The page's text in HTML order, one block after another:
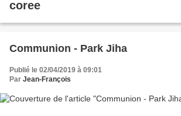
coree
Communion - Park Jiha
Publié le 02/04/2019 à 09:01
Par Jean-François